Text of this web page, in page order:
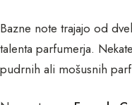
Bazne note trajajo od
talenta parfumerja.
pudrnih ali mošusnih